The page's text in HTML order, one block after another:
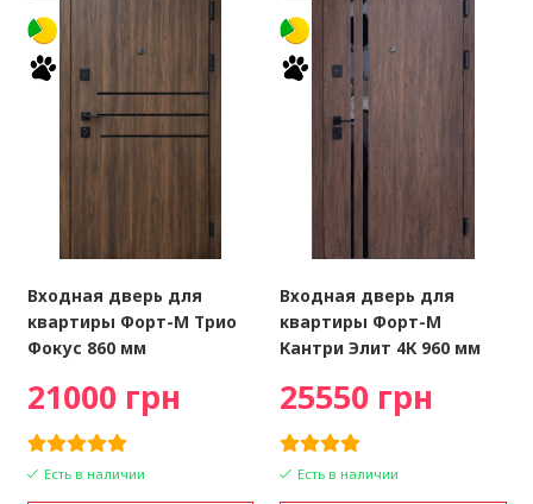
Входная дверь для
квартиры Форт-М Трио
Фокус 860 мм
21000 грн
Есть в наличии
Входная дверь для
квартиры Форт-М
Кантри Элит 4К 960 мм
25550 грн
Есть в наличии